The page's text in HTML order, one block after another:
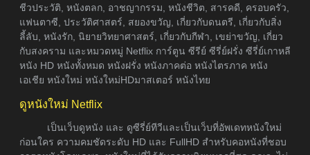
ชีวประวัติ, หนังตลก, อาชญากรรม, หนังชีวิต, สารคดี, ครอบครัว,
แฟนตาซี, ประวัติศาสตร์, สยองขวัญ, เกี่ยวกับดนตรี, เกี่ยวกับสิ่ง
ลี้ลับ, หนังรัก, นิยายวิทยาศาสตร์, เกี่ยวกับกีฬา, เขย่าขวัญ, เกี่ยว
กับสงคราม และหมวดหมู่ Netflix การ์ตูน ซีรีย์ ซีรี่ย์ฝรั่ง ซีรี่ย์เกาหลี
หนัง HD หนังทั้งหมด หนังฝรั่ง หนังภาคต่อ หนังไตรภาค หนัง
เอเชีย หนังใหม่ หนังใหม่HDมาสเตอร์ หนังไทย
ดูหนังใหม่ Netflix
เป็นเว็บดูหนัง และ ดูซีรี่ย์ทีวีและเป็นเว็บที่อัพเดทหนังใหม่
ก่อนใคร ความคมชัดระดับ HD และ FullHD สำหรับคอหนังที่ชอบ